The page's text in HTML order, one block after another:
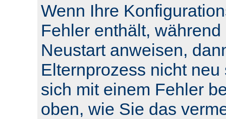
Wenn Ihre
Fehler enthält,
Neustart anweisen,
Elternprozess nicht
sich mit einem Fehler
oben, wie Sie das